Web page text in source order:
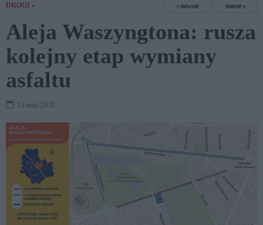
DROGI » nowsze starsze
Aleja Waszyngtona: rusza
kolejny etap wymiany
asfaltu
13 maja 2026